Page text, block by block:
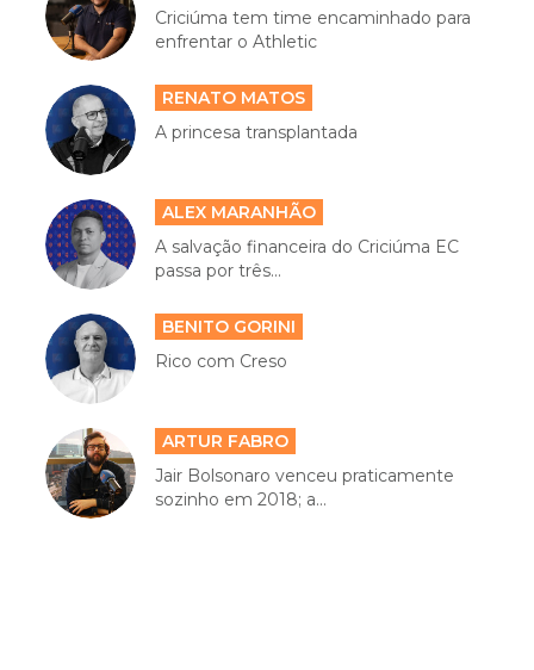
Criciúma tem time encaminhado para
enfrentar o Athletic
RENATO MATOS
A princesa transplantada
ALEX MARANHÃO
A salvação financeira do Criciúma EC
passa por três...
BENITO GORINI
Rico com Creso
ARTUR FABRO
Jair Bolsonaro venceu praticamente
sozinho em 2018; a...